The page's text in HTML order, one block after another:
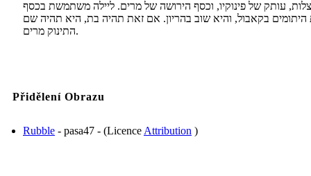
עותק של פינוקיו, וכסף הירושה של מרים. ליילה משתמשת בכסף
היתומים בקאבול, והיא שוב בהריון. אם זאת תהיה בת, היא תהיה שם
התינוק מרים.
Přidělení Obrazu
Rubble - pasa47 - (Licence Attribution )